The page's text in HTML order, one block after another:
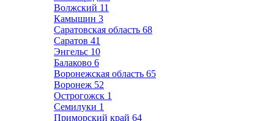
Волжский 11
Камышин 3
Саратовская область 68
Саратов 41
Энгельс 10
Балаково 6
Воронежская область 65
Воронеж 52
Острогожск 1
Семилуки 1
Приморский край 64